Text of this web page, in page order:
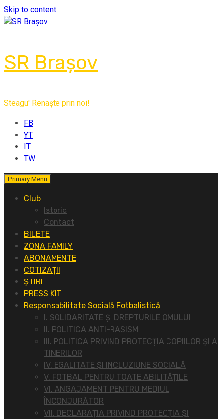
Skip to content
SR Brașov
Steagu' Renaște prin noi!
FB
YT
IT
TW
Primary Menu
Club
Istoric
Contact
BILETE
ZONA FAMILY
ABONAMENTE
COTIZAȚII
ȘTIRI
PRESS KIT
Responsabilitate Socială Fotbalistică
I. SOLIDARITATE ȘI DREPTURILE OMULUI
II. POLITICA ANTI-RASISM
III. POLITICA PRIVIND PROTECȚIA COPIILOR ȘI A
TINERILOR
IV. EGALITATE ȘI INCLUZIUNE SOCIALĂ
V. FOTBAL PENTRU TOATE ABILITĂȚILE
VI. ANGAJAMENT PENTRU MEDIUL
ÎNCONJURĂTOR
VII. DECLARAȚIA PRIVIND PROTECȚIA ȘI